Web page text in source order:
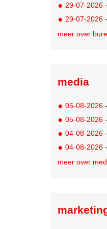
29-07-2026
29-07-2026
meer over
media
05-08-2026
05-08-2026
04-08-2026
04-08-2026
meer over